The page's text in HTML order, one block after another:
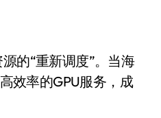
效率的GPU服务，成